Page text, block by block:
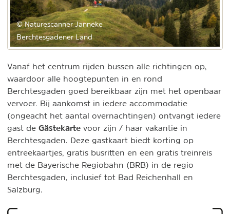
© Naturescanner Janneke
Berchtesgadener Land
Vanaf het centrum rijden bussen alle richtingen op,
waardoor alle hoogtepunten in en rond
Berchtesgaden goed bereikbaar zijn met het openbaar
vervoer. Bij aankomst in iedere accommodatie
(ongeacht het aantal overnachtingen) ontvangt iedere
gast de Gästekarte voor zijn / haar vakantie in
Berchtesgaden. Deze gastkaart biedt korting op
entreekaartjes, gratis busritten en een gratis treinreis
met de Bayerische Regiobahn (BRB) in de regio
Berchtesgaden, inclusief tot Bad Reichenhall en
Salzburg.